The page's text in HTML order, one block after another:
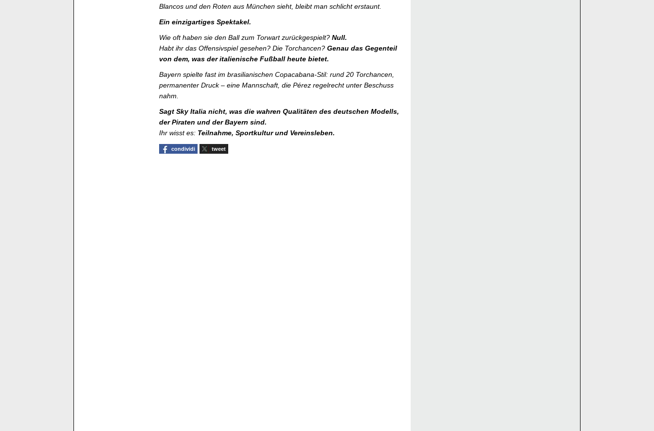
Blancos und den Roten aus München sieht, bleibt man schlicht erstaunt.
Ein einzigartiges Spektakel.
Wie oft haben sie den Ball zum Torwart zurückgespielt? Null.
Habt ihr das Offensivspiel gesehen? Die Torchancen? Genau das Gegenteil
von dem, was der italienische Fußball heute bietet.
Bayern spielte fast im brasilianischen Copacabana-Stil: rund 20 Torchancen,
permanenter Druck – eine Mannschaft, die Pérez regelrecht unter Beschuss
nahm.
Sagt Sky Italia nicht, was die wahren Qualitäten des deutschen Modells,
der Piraten und der Bayern sind.
Ihr wisst es: Teilnahme, Sportkultur und Vereinsleben.
condividi tweet